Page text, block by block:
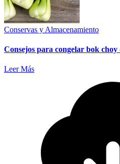
Conservas y Almacenamiento
Consejos para congelar bok
Leer Más